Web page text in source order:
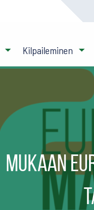
Kilpaileminen
Mukaan